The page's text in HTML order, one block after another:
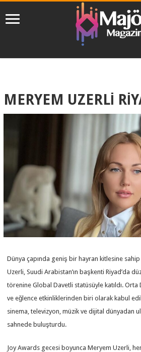
MERYEM UZERLİ
Dünya çapında geniş bir hayran kitlesine
Uzerli, Suudi Arabistan’ın başkenti Riyad’da
törenine Global Davetli statüsüyle katıldı. Orta
ve eğlence etkinliklerinden biri olarak kabul
sinema, televizyon, müzik ve dijital dünyadan
sahnede buluşturdu.
Joy Awards gecesi boyunca Meryem Uzerli,